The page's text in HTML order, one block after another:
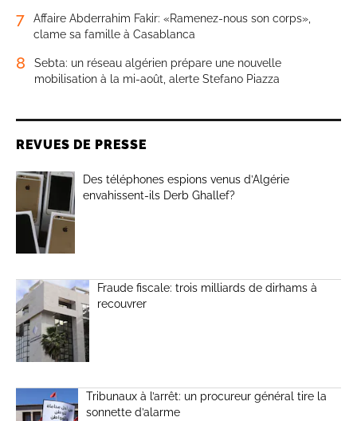
7
Affaire Abderrahim Fakir: «Ramenez-nous son corps»,
clame sa famille à Casablanca
8
Sebta: un réseau algérien prépare une nouvelle
mobilisation à la mi-août, alerte Stefano Piazza
REVUES DE PRESSE
Des téléphones espions venus d’Algérie
envahissent-ils Derb Ghallef?
Fraude fiscale: trois milliards de dirhams à
recouvrer
Tribunaux à l’arrêt: un procureur général tire la
sonnette d’alarme